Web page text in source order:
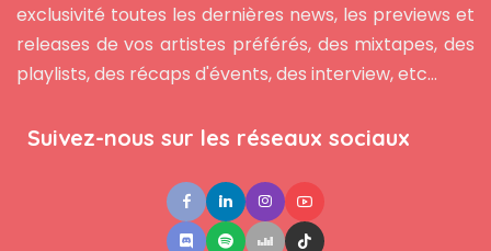
exclusivité toutes les dernières news, les previews et
releases de vos artistes préférés, des mixtapes, des
playlists, des récaps d'évents, des interview, etc...
Suivez-nous sur les réseaux sociaux